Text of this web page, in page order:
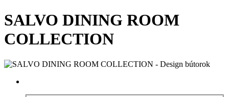
SALVO DINING ROOM
COLLECTION